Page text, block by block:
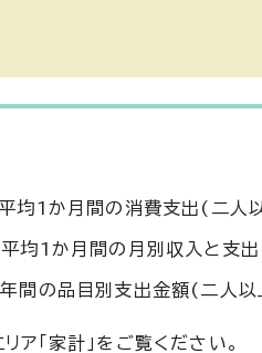
均1か月間の消費支出(二人
均1か月間の月別収入と支
間の品目別支出金額(二人以
ア「家計」をご覧ください。